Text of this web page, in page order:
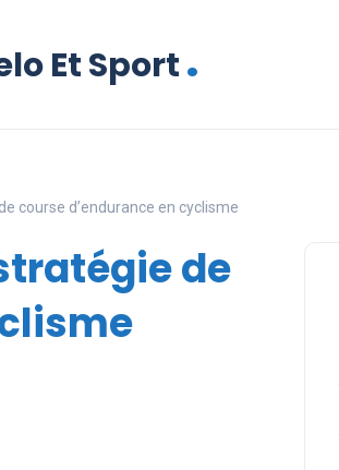
Et Sport.
course d’endurance en cyclisme
de